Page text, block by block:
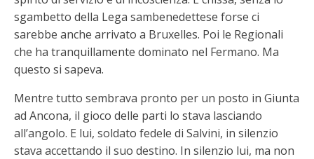
sgambetto della Lega sambenedettese forse ci
sarebbe anche arrivato a Bruxelles. Poi le Regionali
che ha tranquillamente dominato nel Fermano. Ma
questo si sapeva.
Mentre tutto sembrava pronto per un posto in Giunta
ad Ancona, il gioco delle parti lo stava lasciando
all’angolo. E lui, soldato fedele di Salvini, in silenzio
stava accettando il suo destino. In silenzio lui, ma non